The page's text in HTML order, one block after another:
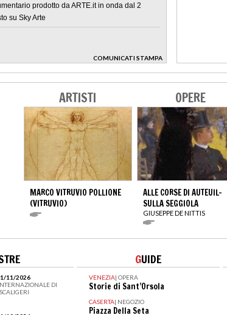
prodotto da ARTE.it in onda dal 2
su Sky Arte
COMUNICATI STAMPA
>
ARTISTI
MARCO VITRUVIO POLLIONE
(VITRUVIO)
OPERE
ALLE CORSE DI AUTEUIL-
SULLA SEGGIOLA
GIUSEPPE DE NITTIS
11/2026
DI
GUIDE
VENEZIA| OPERA
Storie di Sant’Orsola
CASERTA| NEGOZIO
Piazza Della Seta